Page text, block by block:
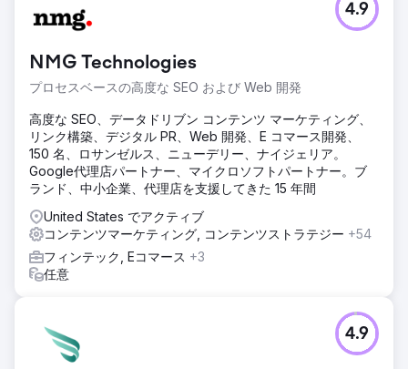
NMG Technologies
プロセスベースの高度な SEO および Web 開発
4.9
高度な SEO、データドリブン コンテンツ マーケティング、
リンク構築、デジタル PR、Web 開発、E コマース開発、
150 名、ロサンゼルス、ニューデリー、ナイジェリア。
Google代理店パートナー、マイクロソフトパートナー。ブ
ランド、中小企業、代理店を支援してきた 15 年間
United States でアクティブ
コンテンツマーケティング, コンテンツストラテジー +54
フィンテック, Eコマース +3
任意
4.9